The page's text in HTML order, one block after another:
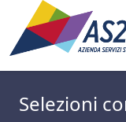
Selezioni